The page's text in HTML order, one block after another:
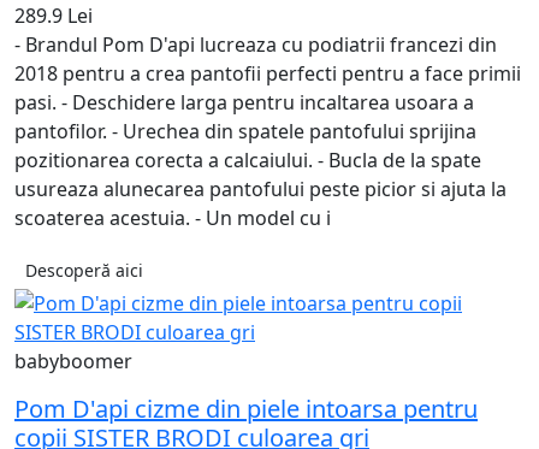
289.9 Lei
- Brandul Pom D'api lucreaza cu podiatrii francezi din
2018 pentru a crea pantofii perfecti pentru a face primii
pasi. - Deschidere larga pentru incaltarea usoara a
pantofilor. - Urechea din spatele pantofului sprijina
pozitionarea corecta a calcaiului. - Bucla de la spate
usureaza alunecarea pantofului peste picior si ajuta la
scoaterea acestuia. - Un model cu i
Descoperă aici
babyboomer
Pom D'api cizme din piele intoarsa pentru
copii SISTER BRODI culoarea gri